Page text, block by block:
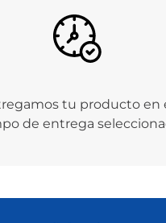
tu producto en
de entrega